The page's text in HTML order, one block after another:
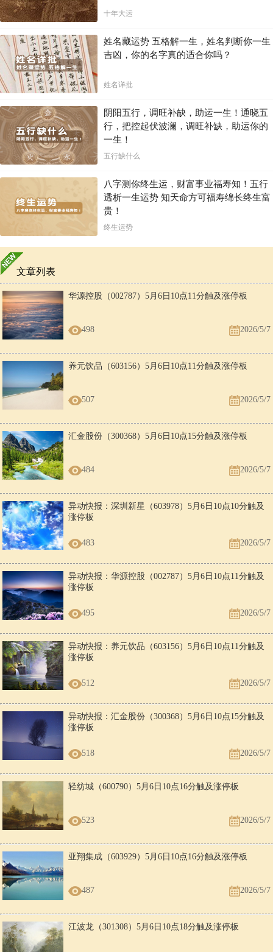
三合六合
上等婚配
3、辰龙与戌狗相冲，因此最忌找属狗的，此乃下下等婚配
4、辰龙与卯兔又有相害的成分，故也不宜找属兔的，此乃
中下等婚配
5、有时也讲辰辰自刑，故也要注意避免同属相的，此乃中
下等婚配
※ 属龙的生肖配对表
女
男
鼠
这种配对比较理想。你最善解人意，并懂得如何尊敬他人，能
够满足她的虚荣心。
男
龙
女
鼠
美满的婚姻。她对你的事业有很大帮助，也因你的成就而感到
满足。
全认同。
女
牛
你不会感到她的爱情温馨，而偷偷的向外发展去。
龙 虎
美满的婚姻，你和她都有坚强的性格，结为连理，能并肩共
进，特别是她对你的事业是很有帮助的。
男
龙
女
虎
女
龙
男
兔
可以结成连理，但她要作出一些牺牲，勤俭持家，不能产生厌
烦情绪。
男
龙
女
兔
是一段幸福的婚姻。她有很强的社交能力，和精明的办事手
段，可以祢补你的不足，能帮助丈夫发展他的事业。
男
女
最好是分手，两人都太虚妄，相处久了，难免会争吵，烦恼由
龙 龙
不太适合，两人在一起容易引起冲突。
男 女
最佳的搭配，你会因妻子的美丽而骄傲，不过她的打扮并非为
龙 蛇
可结为连理，但最好不要每天在一起，因为他会产生厌倦。
男
龙
女
马
美丽的情爱却带有短暂性，一切都会按梦想顺利进行，但难以
女 男
婚姻不太理想，她需丈夫不断的关注，而你却过分以自我为中
男
龙
女
羊
虽然配对不利于你的事业，但感情上却十分融洽。
女
龙
男
羊
婚爱难以投契，你满足不了他的虚荣心，而导致烦恼产生。
龙 猴
点。
女
龙
男
猴
可共同相处。当你有外遇时，你也不会让她知道。
男
龙
女
鸡
可结为夫妇，不过她带有相当的功利性，会有红杏出墙的预
龙 鸡
耀自己。
男
龙
女
狗
家庭生活并不协调，因她会刺激你的骄傲心理，所以双方并不
龙 狗
要做。
龙
猪
十分融洽，你能在她那儿得到关心和安慰。
龙 猪
可生活在一起，但她太外向，你要懂得忍受。
十年大运
姓名藏运势 五格解一生，姓名判断你一生
吉凶，你的名字真的适合你吗？
姓名详批
阴阳五行，调旺补缺，助运一生！通晓五
行，把控起伏波澜，调旺补缺，助运你的
一生！
五行缺什么
八字测你终生运，财富事业福寿知！五行
透析一生运势 知天命方可福寿绵长终生富
贵！
终生运势
文章列表
华源控股（002787）5月6日10点11分触及涨停板
498 2026/5/7
养元饮品（603156）5月6日10点11分触及涨停板
507 2026/5/7
汇金股份（300368）5月6日10点15分触及涨停板
484 2026/5/7
异动快报：深圳新星（603978）5月6日10点10分触及
涨停板
483 2026/5/7
异动快报：华源控股（002787）5月6日10点11分触及
涨停板
495 2026/5/7
异动快报：养元饮品（603156）5月6日10点11分触及
涨停板
512 2026/5/7
异动快报：汇金股份（300368）5月6日10点15分触及
涨停板
518 2026/5/7
轻纺城（600790）5月6日10点16分触及涨停板
523 2026/5/7
亚翔集成（603929）5月6日10点16分触及涨停板
487 2026/5/7
江波龙（301308）5月6日10点18分触及涨停板